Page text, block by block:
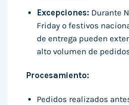
Excepciones: Durante
Friday o festivos
de entrega pueden
alto volumen de
Procesamiento:
Pedidos realizados